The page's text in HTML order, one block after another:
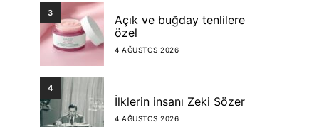
3
Açık ve buğday tenlilere
özel
4 AĞUSTOS 2026
4
İlklerin insanı Zeki Sözer
4 AĞUSTOS 2026